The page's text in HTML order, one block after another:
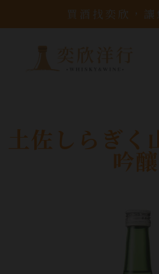
買酒找奕欣，讓
土佐しらぎく
吟釀